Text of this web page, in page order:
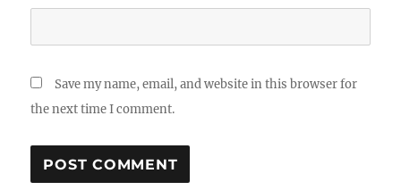
Save my name, email, and website in this browser for
the next time I comment.